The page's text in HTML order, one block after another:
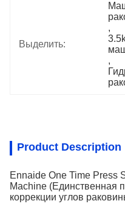
Выделить:
,
,
Product Description
Ennaide One Time Press
Machine (Единственная
коррекции углов